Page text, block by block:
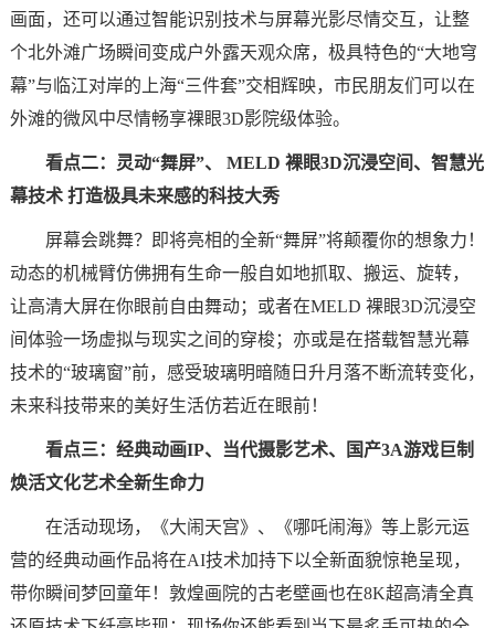
画面，还可以通过智能识别技术与屏幕光影尽情交互，让整
个北外滩广场瞬间变成户外露天观众席，极具特色的“大地穹
幕”与临江对岸的上海“三件套”交相辉映，市民朋友们可以在
外滩的微风中尽情畅享裸眼3D影院级体验。
看点二：灵动“舞屏”、 MELD 裸眼3D沉浸空间、智慧光
幕技术 打造极具未来感的科技大秀
屏幕会跳舞？即将亮相的全新“舞屏”将颠覆你的想象力！
动态的机械臂仿佛拥有生命一般自如地抓取、搬运、旋转，
让高清大屏在你眼前自由舞动；或者在MELD 裸眼3D沉浸空
间体验一场虚拟与现实之间的穿梭；亦或是在搭载智慧光幕
技术的“玻璃窗”前，感受玻璃明暗随日升月落不断流转变化，
未来科技带来的美好生活仿若近在眼前！
看点三：经典动画IP、当代摄影艺术、国产3A游戏巨制
焕活文化艺术全新生命力
在活动现场，《大闹天宫》、《哪吒闹海》等上影元运
营的经典动画作品将在AI技术加持下以全新面貌惊艳呈现，
带你瞬间梦回童年！敦煌画院的古老壁画也在8K超高清全真